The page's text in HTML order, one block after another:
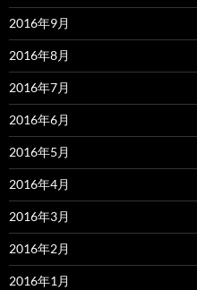
2016年9月
2016年8月
2016年7月
2016年6月
2016年5月
2016年4月
2016年3月
2016年2月
2016年1月